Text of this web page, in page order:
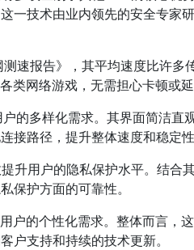
一技术由业内领先的安全专家
速报告》，其平均速度比许多
网络游戏，无需担心卡顿或延
的多样化需求。其界面简洁直
路径，提升整体速度和稳定性
升用户的隐私保护水平。结合
保护方面的可靠性。
户的个性化需求。整体而言，
户支持和持续的技术更新。